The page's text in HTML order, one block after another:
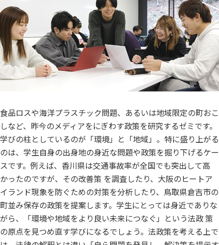
食品ロスや海洋プラスチック問題、あるいは地域限定の町おこ
しなど、昨今のメディアをにぎわす政策を研究するゼミです。
学びの柱としているのが「環境」と「地域」。特に盛り上がる
のは、学生自身の出身地の身近な問題や政策を掘り下げるケー
スです。例えば、香川県は交通事故率が全国でも突出して高
かったのですが、その改善策 を調査したり、大阪のヒートア
イランド現象を防ぐための対策を分析したり、鳥取県倉吉市の
町並み保存の政策を提案します。学生にとっては身近でありな
がら、「環境や地域をより良い未来につなぐ」という法政 策
の原点を見つめ直す学びになるでしょう。法政策を考える上で